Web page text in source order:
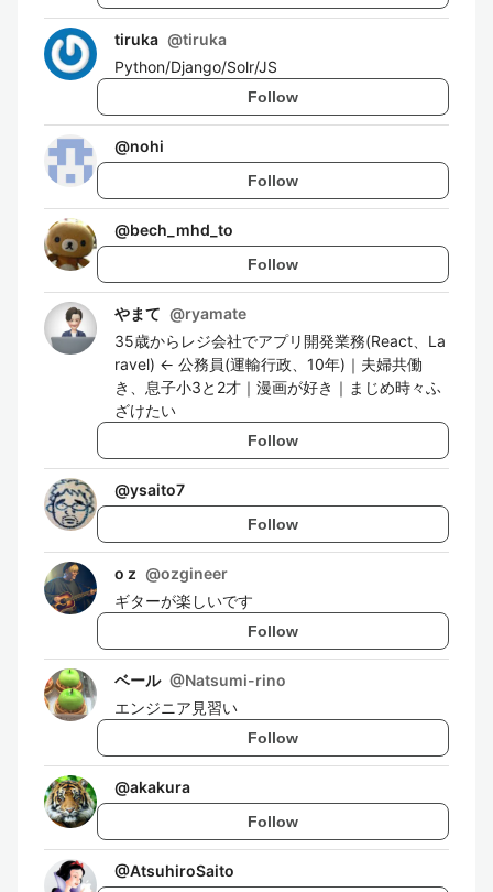
tiruka @tiruka
Python/Django/Solr/JS
Follow
@nohi
Follow
@bech_mhd_to
Follow
やまて @ryamate
35歳からレジ会社でアプリ開発業務(React、La
ravel) ← 公務員(運輸行政、10年)｜夫婦共働
き、息子小3と2才｜漫画が好き｜まじめ時々ふ
ざけたい
Follow
@ysaito7
Follow
o z @ozgineer
ギターが楽しいです
Follow
ベール @Natsumi-rino
エンジニア見習い
Follow
@akakura
Follow
@AtsuhiroSaito